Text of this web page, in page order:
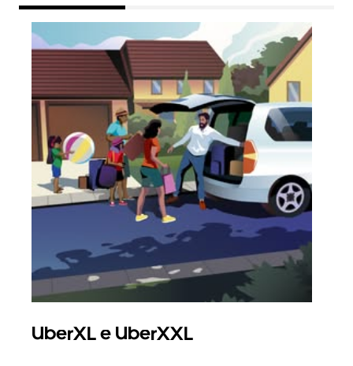
UberXL e UberXXL